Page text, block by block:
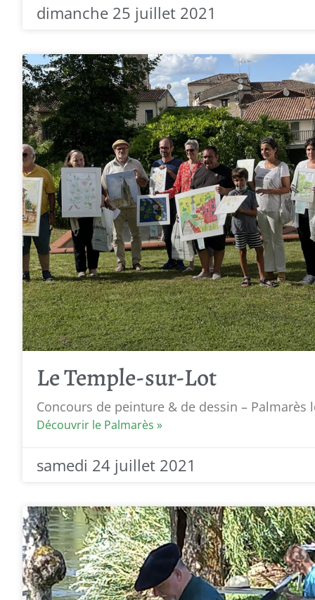
dimanche 25 juillet 2021
Le Temple-sur-Lot
Concours de peinture & de dessin – Palmarès
Découvrir le Palmarès »
samedi 24 juillet 2021